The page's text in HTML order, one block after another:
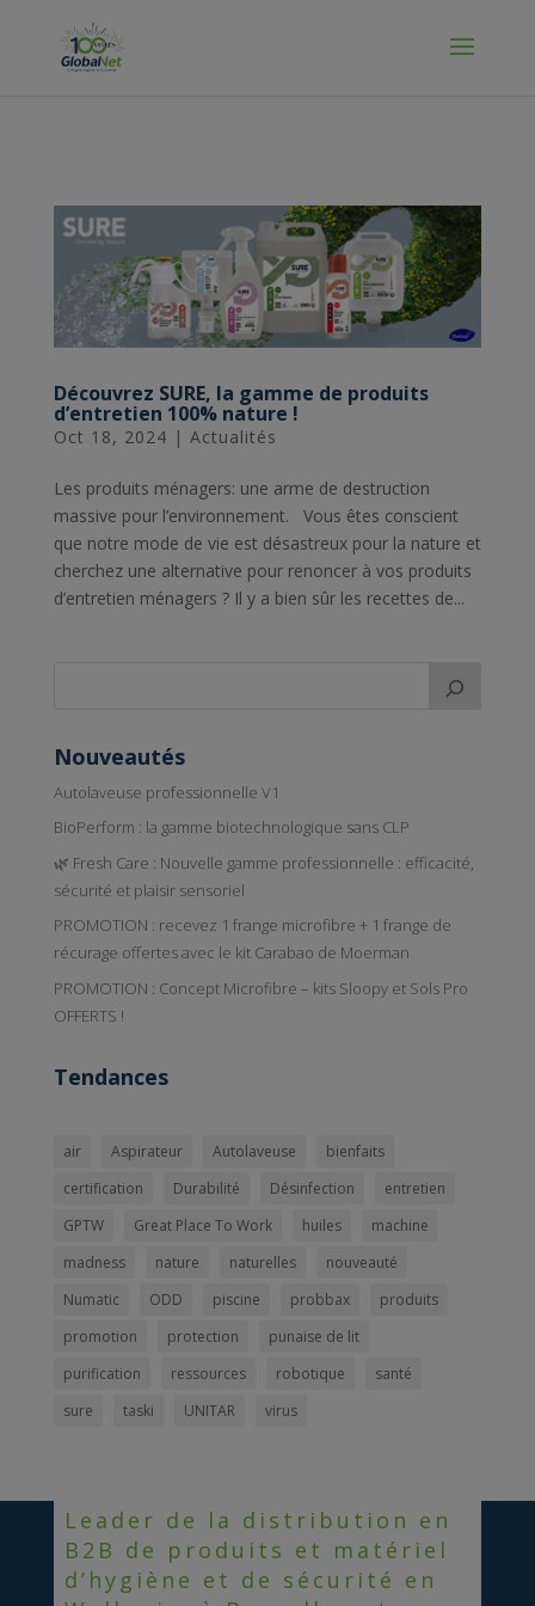
Manage Cookies
Découvrez SURE, la gamme de produits
d’entretien 100% nature !
Oct 18, 2024 | Actualités
Les produits ménagers: une arme de destruction
massive pour l’environnement. Vous êtes conscient
que notre mode de vie est désastreux pour la nature et
cherchez une alternative pour renoncer à vos produits
d’entretien ménagers ? Il y a bien sûr les recettes de...
Nouveautés
Autolaveuse professionnelle V1
BioPerform : la gamme biotechnologique sans CLP
🌿 Fresh Care : Nouvelle gamme professionnelle : efficacité,
sécurité et plaisir sensoriel
PROMOTION : recevez 1 frange microfibre + 1 frange de
récurage offertes avec le kit Carabao de Moerman
PROMOTION : Concept Microfibre – kits Sloopy et Sols Pro
OFFERTS !
Tendances
air Aspirateur Autolaveuse
bienfaits
certification
Durabilité Désinfection
entretien
GPTW
Great Place To Work huiles
machine
madness
nature naturelles
nouveauté
Numatic
ODD piscine probbax
produits
promotion
protection
punaise de lit
purification
ressources robotique
santé
sure
taski UNITAR virus
Leader de la distribution en
B2B de produits et matériel
d’hygiène et de sécurité en